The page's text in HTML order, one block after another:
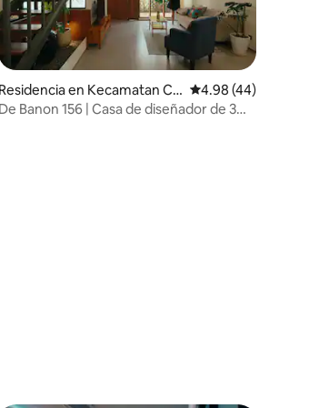
4.81 de 5; 53 evaluaciones
Residencia en Kecamatan Ci
nere
Calificación
4.98 (44)
De Banon 156 | Casa de diseñador de 3